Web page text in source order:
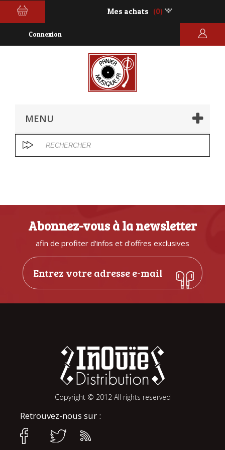
Mes achats (0)
Connexion
MENU
Abonnez-vous à la newsletter
afin de profiter d'infos et d'offres exclusives
Copyright © 2012 All rights reserved
Retrouvez-nous sur :